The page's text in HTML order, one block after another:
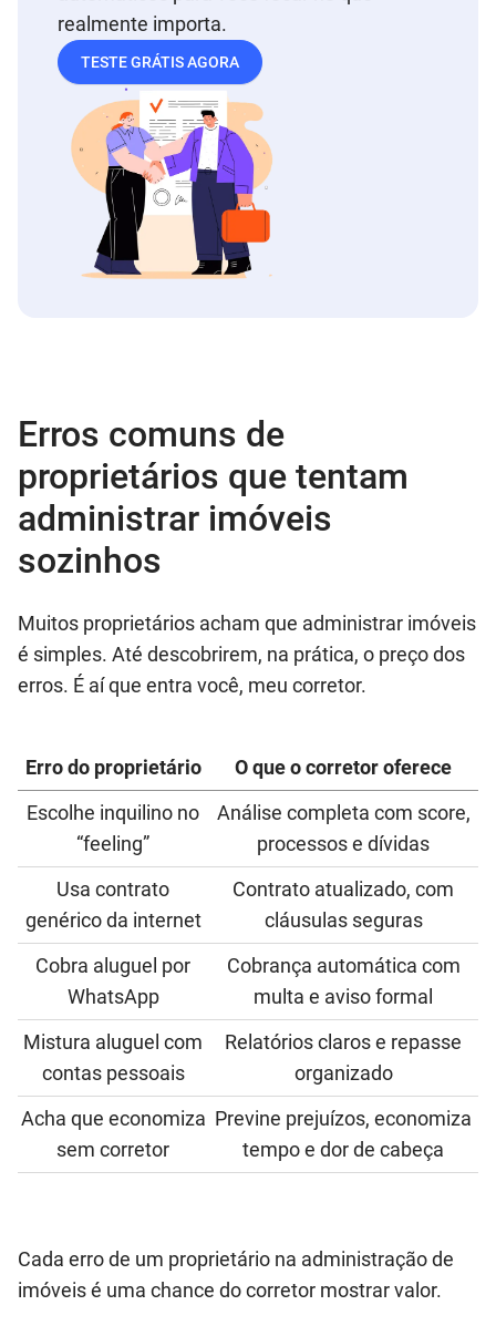
realmente importa.
TESTE GRÁTIS AGORA
Erros comuns de
proprietários que tentam
administrar imóveis
sozinhos
Muitos proprietários acham que administrar imóveis
é simples. Até descobrirem, na prática, o preço dos
erros. É aí que entra você, meu corretor.
Erro do proprietário
O que o corretor oferece
Escolhe inquilino no
“feeling”
Análise completa com score,
processos e dívidas
Usa contrato
genérico da internet
Contrato atualizado, com
cláusulas seguras
Cobra aluguel por
WhatsApp
Cobrança automática com
multa e aviso formal
Mistura aluguel com
contas pessoais
Relatórios claros e repasse
organizado
Acha que economiza
sem corretor
Previne prejuízos, economiza
tempo e dor de cabeça
Cada erro de um proprietário na administração de
imóveis é uma chance do corretor mostrar valor.